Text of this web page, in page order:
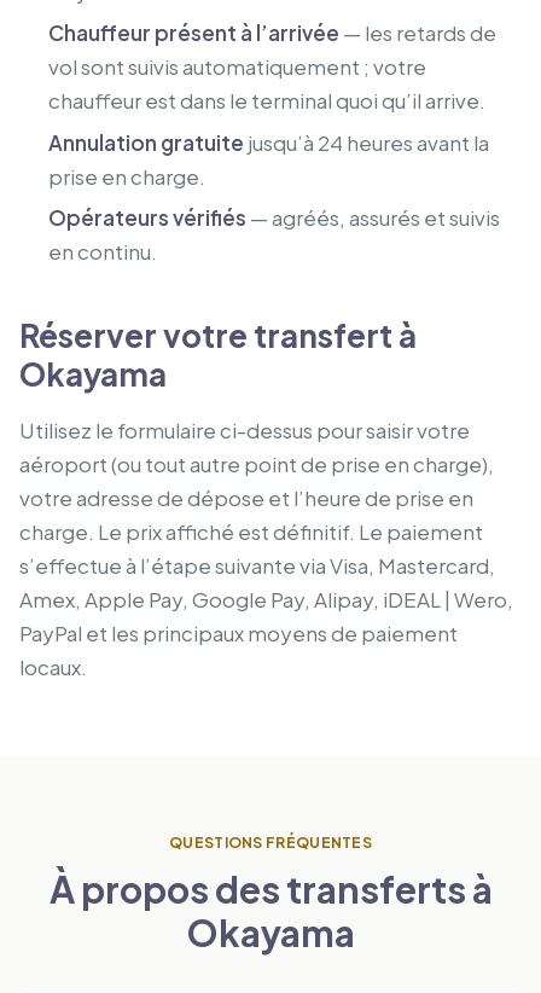
Chauffeur présent à l’arrivée — les retards de
vol sont suivis automatiquement ; votre
chauffeur est dans le terminal quoi qu’il arrive.
Annulation gratuite jusqu’à 24 heures avant la
prise en charge.
Opérateurs vérifiés — agréés, assurés et suivis
en continu.
Réserver votre transfert à
Okayama
Utilisez le formulaire ci-dessus pour saisir votre
aéroport (ou tout autre point de prise en charge),
votre adresse de dépose et l’heure de prise en
charge. Le prix affiché est définitif. Le paiement
s’effectue à l’étape suivante via Visa, Mastercard,
Amex, Apple Pay, Google Pay, Alipay, iDEAL | Wero,
PayPal et les principaux moyens de paiement
locaux.
QUESTIONS FRÉQUENTES
À propos des transferts à
Okayama